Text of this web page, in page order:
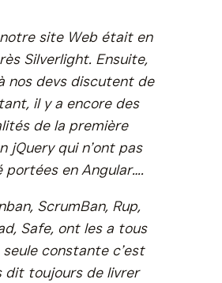
site Web était en
Silverlight. Ensuite,
nos devs discutent de
il y a encore des
de la première
jQuery qui n’ont pas
portées en Angular….
ScrumBan, Rup,
Safe, ont les a tous
seule constante c’est
dit toujours de livrer